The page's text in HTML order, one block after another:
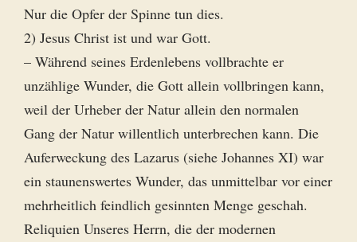
Nur die Opfer der Spinne tun dies.
2) Jesus Christ ist und war Gott.
– Während seines Erdenlebens vollbrachte er
unzählige Wunder, die Gott allein vollbringen kann,
weil der Urheber der Natur allein den normalen
Gang der Natur willentlich unterbrechen kann. Die
Auferweckung des Lazarus (siehe Johannes XI) war
ein staunenswertes Wunder, das unmittelbar vor einer
mehrheitlich feindlich gesinnten Menge geschah.
Reliquien Unseres Herrn, die der modernen